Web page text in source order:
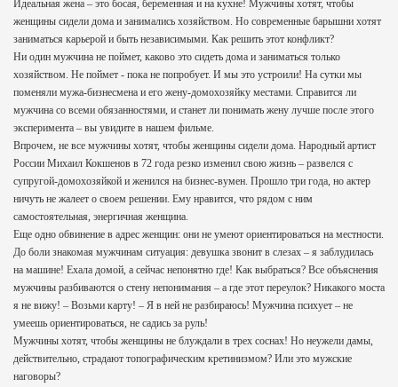
Идеальная жена – это босая, беременная и на кухне! Мужчины хотят, чтобы
женщины сидели дома и занимались хозяйством. Но современные барышни хотят
заниматься карьерой и быть независимыми. Как решить этот конфликт?
Ни один мужчина не поймет, каково это сидеть дома и заниматься только
хозяйством. Не поймет - пока не попробует. И мы это устроили! На сутки мы
поменяли мужа-бизнесмена и его жену-домохозяйку местами. Справится ли
мужчина со всеми обязанностями, и станет ли понимать жену лучше после этого
эксперимента – вы увидите в нашем фильме.
Впрочем, не все мужчины хотят, чтобы женщины сидели дома. Народный артист
России Михаил Кокшенов в 72 года резко изменил свою жизнь – развелся с
супругой-домохозяйкой и женился на бизнес-вумен. Прошло три года, но актер
ничуть не жалеет о своем решении. Ему нравится, что рядом с ним
самостоятельная, энергичная женщина.
Еще одно обвинение в адрес женщин: они не умеют ориентироваться на местности.
До боли знакомая мужчинам ситуация: девушка звонит в слезах – я заблудилась
на машине! Ехала домой, а сейчас непонятно где! Как выбраться? Все объяснения
мужчины разбиваются о стену непонимания – а где этот переулок? Никакого моста
я не вижу! – Возьми карту! – Я в ней не разбираюсь! Мужчина психует – не
умеешь ориентироваться, не садись за руль!
Мужчины хотят, чтобы женщины не блуждали в трех соснах! Но неужели дамы,
действительно, страдают топографическим кретинизмом? Или это мужские
наговоры?